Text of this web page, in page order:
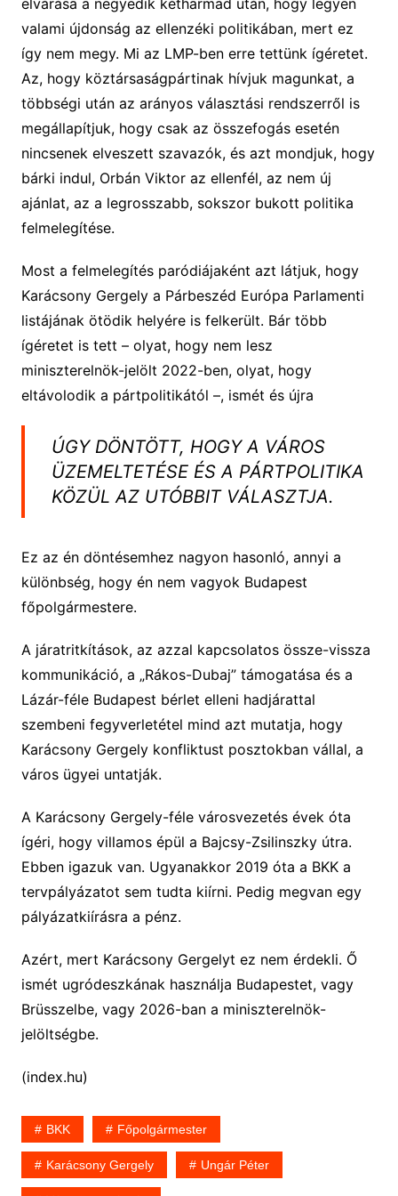
valami újdonság az ellenzéki politikában, mert ez
így nem megy. Mi az LMP-ben erre tettünk ígéretet.
Az, hogy köztársaságpártinak hívjuk magunkat, a
többségi után az arányos választási rendszerről is
megállapítjuk, hogy csak az összefogás esetén
nincsenek elveszett szavazók, és azt mondjuk, hogy
bárki indul, Orbán Viktor az ellenfél, az nem új
ajánlat, az a legrosszabb, sokszor bukott politika
felmelegítése.
Most a felmelegítés paródiájaként azt látjuk, hogy
Karácsony Gergely a Párbeszéd Európa Parlamenti
listájának ötödik helyére is felkerült. Bár több
ígéretet is tett – olyat, hogy nem lesz
miniszterelnök-jelölt 2022-ben, olyat, hogy
eltávolodik a pártpolitikától –, ismét és újra
ÚGY DÖNTÖTT, HOGY A VÁROS
ÜZEMELTETÉSE ÉS A PÁRTPOLITIKA
KÖZÜL AZ UTÓBBIT VÁLASZTJA.
Ez az én döntésemhez nagyon hasonló, annyi a
különbség, hogy én nem vagyok Budapest
főpolgármestere.
A járatritkítások, az azzal kapcsolatos össze-vissza
kommunikáció, a „Rákos-Dubaj” támogatása és a
Lázár-féle Budapest bérlet elleni hadjárattal
szembeni fegyverletétel mind azt mutatja, hogy
Karácsony Gergely konfliktust posztokban vállal, a
város ügyei untatják.
A Karácsony Gergely-féle városvezetés évek óta
ígéri, hogy villamos épül a Bajcsy-Zsilinszky útra.
Ebben igazuk van. Ugyanakkor 2019 óta a BKK a
tervpályázatot sem tudta kiírni. Pedig megvan egy
pályázatkiírásra a pénz.
Azért, mert Karácsony Gergelyt ez nem érdekli. Ő
ismét ugródeszkának használja Budapestet, vagy
Brüsszelbe, vagy 2026-ban a miniszterelnök-
jelöltségbe.
(index.hu)
BKK Főpolgármester
Karácsony Gergely Ungár Péter